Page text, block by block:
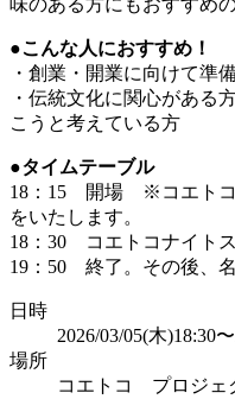
味のある方にもおすすめ
●こんな人におすすめ！
・創業・開業に向けて準
・伝統文化に関心がある
こうと考えている方
●タイムテーブル
18：15 開場 ※コエトコ
をいたします。
18：30 コエトコナイト
19：50 終了。その後、
日時
2026/03/05(木)18:30
場所
コエトコ プロジェ